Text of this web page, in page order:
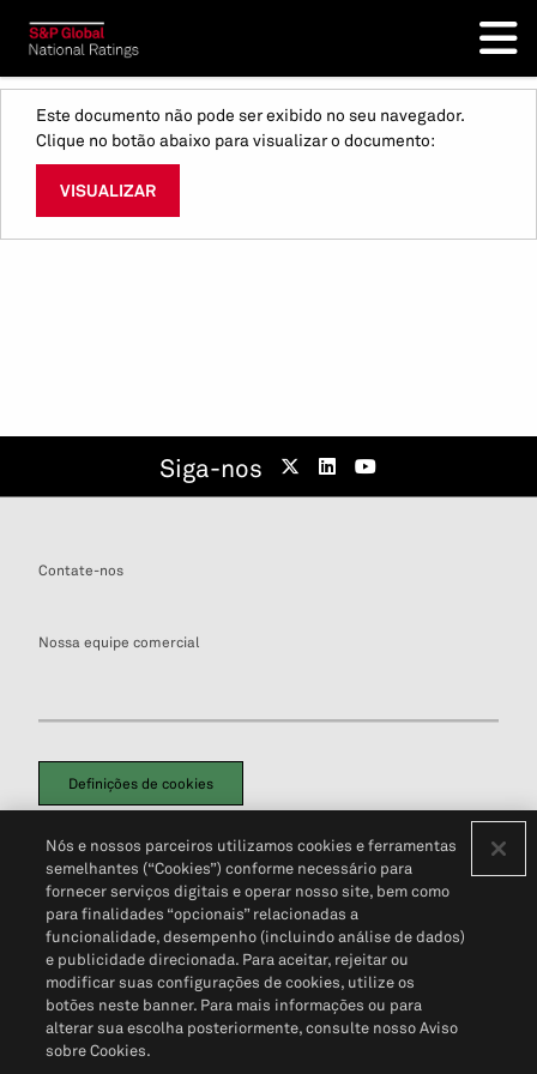
Este documento não pode ser exibido no seu navegador.
Clique no botão abaixo para visualizar o documento:
VISUALIZAR
Siga-nos
Contate-nos
Nossa equipe comercial
Definições de cookies
Política de PrivacidadePortal de privacidade do cliente (em inglês)
Não Venda Minhas Informações Pessoais© 2026 S&P Global
Nós e nossos parceiros utilizamos cookies e ferramentas
semelhantes (“Cookies”) conforme necessário para
fornecer serviços digitais e operar nosso site, bem como
para finalidades “opcionais” relacionadas a
funcionalidade, desempenho (incluindo análise de dados)
e publicidade direcionada. Para aceitar, rejeitar ou
modificar suas configurações de cookies, utilize os
botões neste banner. Para mais informações ou para
alterar sua escolha posteriormente, consulte nosso Aviso
sobre Cookies.